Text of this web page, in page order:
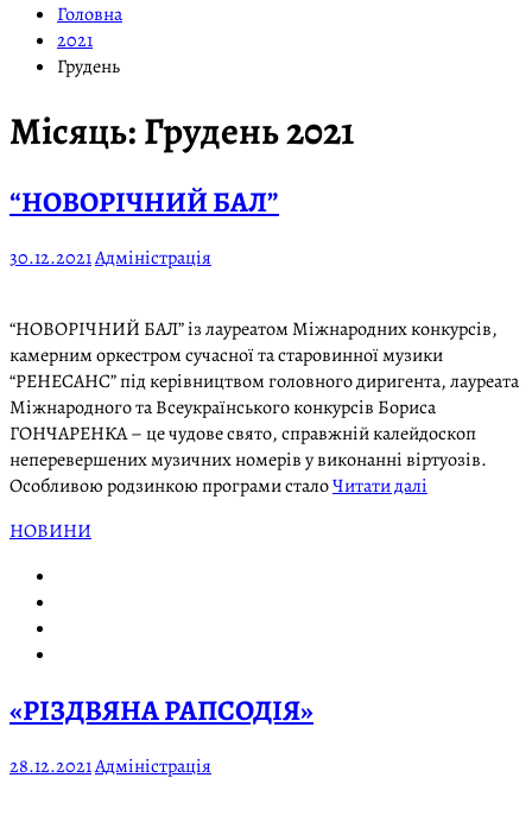
Головна
2021
Грудень
Місяць:Грудень 2021
“НОВОРІЧНИЙ БАЛ”
30.12.2021Адміністрація
“НОВОРІЧНИЙ БАЛ” із лауреатом Міжнародних конкурсів,
камерним оркестром сучасної та старовинної музики
“РЕНЕСАНС” під керівництвом головного диригента, лауреата
Міжнародного та Всеукраїнського конкурсів Бориса
ГОНЧАРЕНКА – це чудове свято, справжній калейдоскоп
неперевершених музичних номерів у виконанні віртуозів.
Особливою родзинкою програми сталоЧитати далі
НОВИНИ
«РІЗДВЯНА РАПСОДІЯ»
28.12.2021Адміністрація